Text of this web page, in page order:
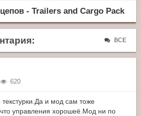
- Trailers and Cargo Pack
ВСЕ
620
и мод сам тоже
управления хорошеё.Мод ни по